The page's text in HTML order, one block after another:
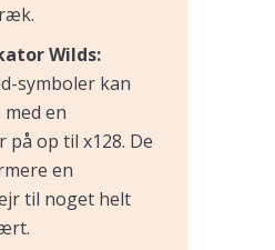
Wilds:
symboler kan
en
op til x128. De
en
til noget helt